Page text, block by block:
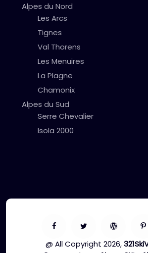
Alpes du Nord
Les Arcs
Tignes
Val Thorens
Les Menuires
La Plagne
Chamonix
Alpes du Sud
Serre Chevalier
Isola 2000
@ All Copyright 2026,